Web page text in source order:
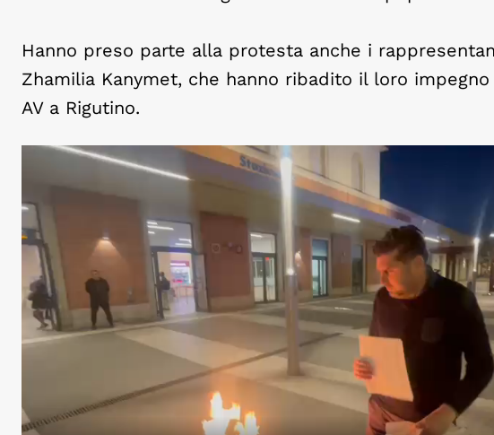
Hanno preso parte alla protesta anche i
Zhamilia Kanymet, che hanno ribadito il loro
AV a Rigutino.